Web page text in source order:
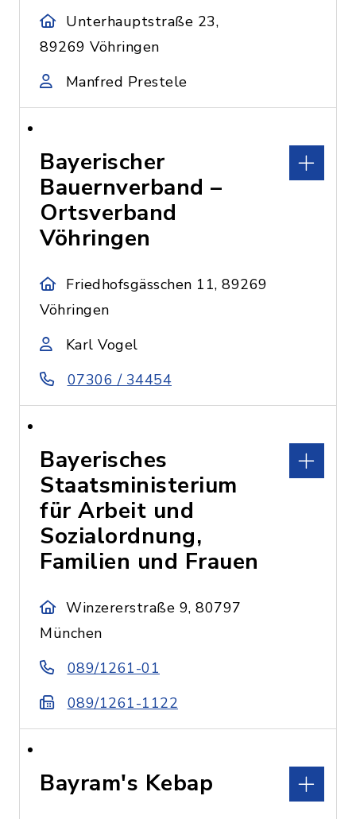
Unterhauptstraße 23,
89269 Vöhringen
Manfred Prestele
Bayerischer
Bauernverband –
Ortsverband
Vöhringen
Friedhofsgässchen 11, 89269
Vöhringen
Karl Vogel
07306 / 34454
Bayerisches
Staatsministerium
für Arbeit und
Sozialordnung,
Familien und Frauen
Winzererstraße 9, 80797
München
089/1261-01
089/1261-1122
Bayram's Kebap